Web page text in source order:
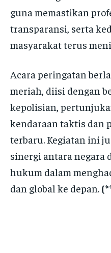
guna memastikan
transparansi, serta
masyarakat terus
Acara peringatan
meriah, diisi dengan
kepolisian,
kendaraan taktis dan
terbaru. Kegiatan ini
sinergi antara negara
hukum dalam
dan global ke depan.